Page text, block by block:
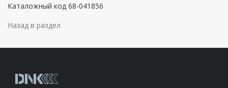
Каталожный код 68-041856
Назад в раздел